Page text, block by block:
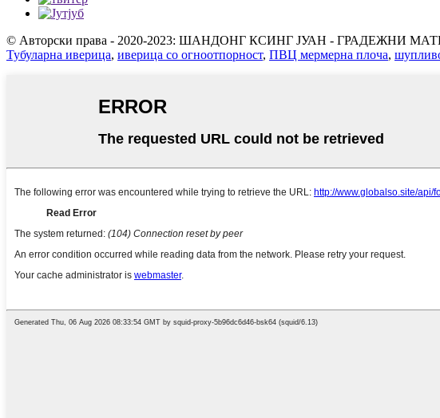
© Авторски права - 2020-2023: ШАНДОНГ КСИНГ ЈУАН - ГРАДЕЖНИ
Тубуларна иверица, иверица со огноотпорност, ПВЦ мермерна плоча,